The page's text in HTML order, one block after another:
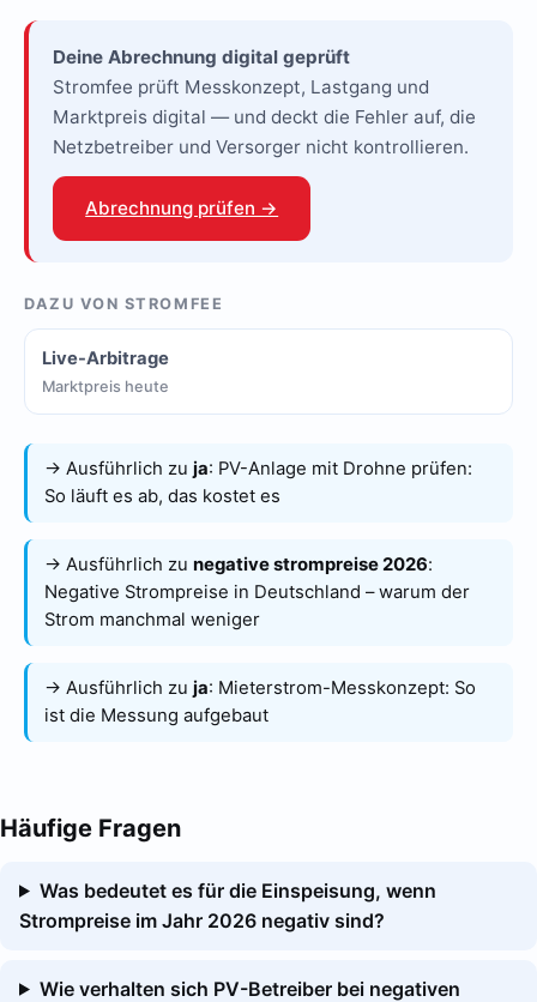
Deine Abrechnung digital geprüft
Stromfee prüft Messkonzept, Lastgang und
Marktpreis digital — und deckt die Fehler auf, die
Netzbetreiber und Versorger nicht kontrollieren.
Abrechnung prüfen →
DAZU VON STROMFEE
Live-Arbitrage
Marktpreis heute
→ Ausführlich zu ja: PV-Anlage mit Drohne prüfen:
So läuft es ab, das kostet es
→ Ausführlich zu negative strompreise 2026:
Negative Strompreise in Deutschland – warum der
Strom manchmal weniger
→ Ausführlich zu ja: Mieterstrom-Messkonzept: So
ist die Messung aufgebaut
Häufige Fragen
Was bedeutet es für die Einspeisung, wenn
Strompreise im Jahr 2026 negativ sind?
Wie verhalten sich PV-Betreiber bei negativen